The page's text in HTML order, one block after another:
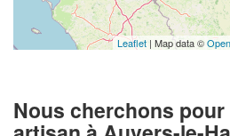
Leaflet | Map data ©
Nous cherchons